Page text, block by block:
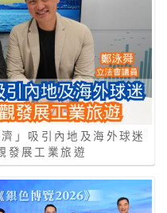
」吸引內地及海外球迷
發展工業旅遊